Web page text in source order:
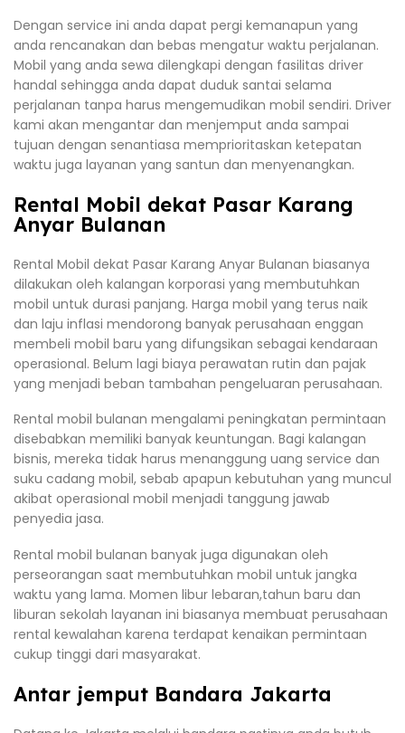
Dengan service ini anda dapat pergi kemanapun yang
anda rencanakan dan bebas mengatur waktu perjalanan.
Mobil yang anda sewa dilengkapi dengan fasilitas driver
handal sehingga anda dapat duduk santai selama
perjalanan tanpa harus mengemudikan mobil sendiri. Driver
kami akan mengantar dan menjemput anda sampai
tujuan dengan senantiasa memprioritaskan ketepatan
waktu juga layanan yang santun dan menyenangkan.
Rental Mobil dekat Pasar Karang
Anyar Bulanan
Rental Mobil dekat Pasar Karang Anyar Bulanan biasanya
dilakukan oleh kalangan korporasi yang membutuhkan
mobil untuk durasi panjang. Harga mobil yang terus naik
dan laju inflasi mendorong banyak perusahaan enggan
membeli mobil baru yang difungsikan sebagai kendaraan
operasional. Belum lagi biaya perawatan rutin dan pajak
yang menjadi beban tambahan pengeluaran perusahaan.
Rental mobil bulanan mengalami peningkatan permintaan
disebabkan memiliki banyak keuntungan. Bagi kalangan
bisnis, mereka tidak harus menanggung uang service dan
suku cadang mobil, sebab apapun kebutuhan yang muncul
akibat operasional mobil menjadi tanggung jawab
penyedia jasa.
Rental mobil bulanan banyak juga digunakan oleh
perseorangan saat membutuhkan mobil untuk jangka
waktu yang lama. Momen libur lebaran,tahun baru dan
liburan sekolah layanan ini biasanya membuat perusahaan
rental kewalahan karena terdapat kenaikan permintaan
cukup tinggi dari masyarakat.
Antar jemput Bandara Jakarta